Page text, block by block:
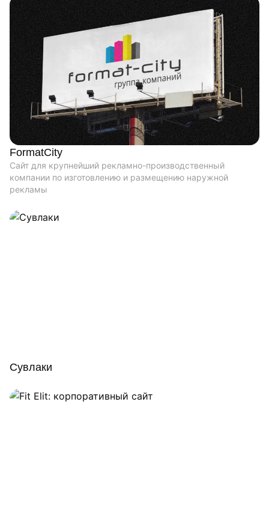
FormatCity
Сайт для крупнейший рекламно-производственный
компании по изготовлению и размещению наружной
рекламы
Сувлаки